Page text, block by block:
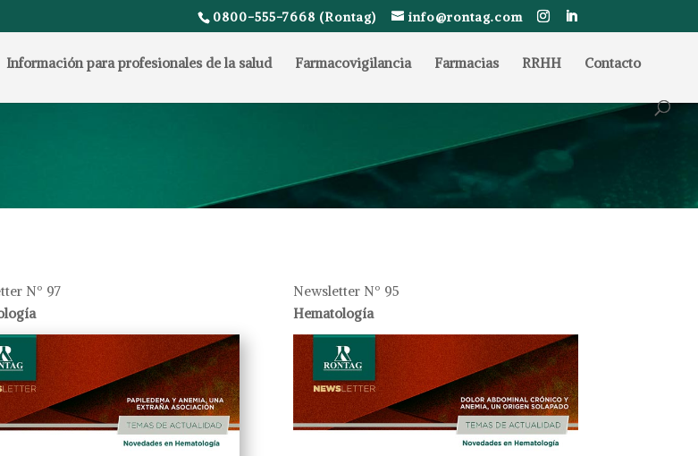
0800-555-7668 (Rontag) info@rontag.com
Información para profesionales de la salud Farmacovigilancia Farmacias RRHH Contacto
Nº 97
Newsletter Nº 95
Hematología